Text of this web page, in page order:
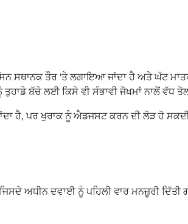
ਸਥਾਨਕ ਤੌਰ 'ਤੇ ਲਗਾਇਆ ਜਾਂਦਾ ਹੈ ਅਤੇ ਘੱਟ
ਬੱਚੇ ਲਈ ਕਿਸੇ ਵੀ ਸੰਭਾਵੀ ਜੋਖਮਾਂ ਨਾਲੋਂ ਵੱਧ
ਪਰ ਖੁਰਾਕ ਨੂੰ ਐਡਜਸਟ ਕਰਨ ਦੀ ਲੋੜ ਹੋ ਸਕਦੀ
ਅਧੀਨ ਦਵਾਈ ਨੂੰ ਪਹਿਲੀ ਵਾਰ ਮਨਜ਼ੂਰੀ ਦਿੱਤੀ